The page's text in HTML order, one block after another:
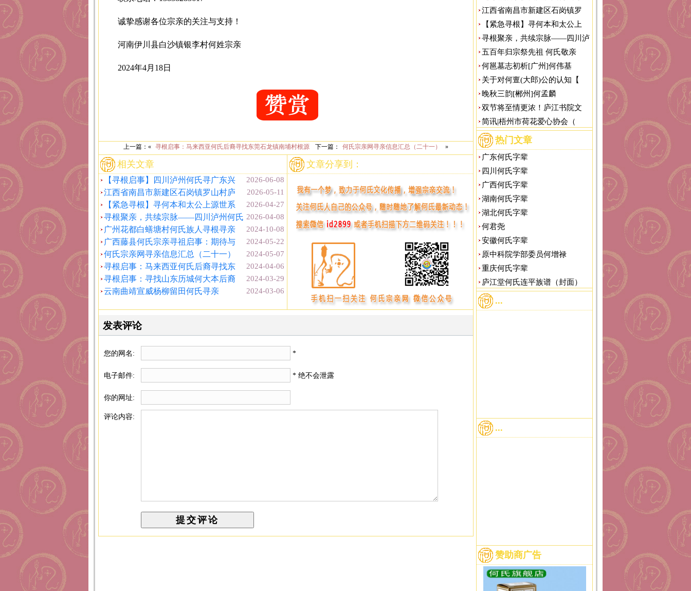
诚挚感谢各位宗亲的关注与支持！
河南伊川县白沙镇银李村何姓宗亲
2024年4月18日
上一篇：« 寻根启事：马来西亚何氏后裔寻找东莞石龙镇南埔村根源 下一篇： 何氏宗亲网寻亲信息汇总（二十一） »
相关文章
2026-06-08
【寻根启事】四川泸州何氏寻广东兴
2026-05-11
江西省南昌市新建区石岗镇罗山村庐
2026-04-27
【紧急寻根】寻何本和太公上源世系
2026-04-08
寻根聚亲，共续宗脉——四川泸州何氏
2024-10-08
广州花都白蟮塘村何氏族人寻根寻亲
2024-05-22
广西藤县何氏宗亲寻祖启事：期待与
2024-05-07
何氏宗亲网寻亲信息汇总（二十一）
2024-04-06
寻根启事：马来西亚何氏后裔寻找东
2024-03-29
寻根启事：寻找山东历城何大本后裔
2024-03-06
云南曲靖宣威杨柳留田何氏寻亲
文章分享到：
发表评论
您的网名: *
电子邮件: * 绝不会泄露
你的网址:
评论内容:
江西省南昌市新建区石岗镇罗
【紧急寻根】寻何本和太公上
寻根聚亲，共续宗脉——四川泸
五百年归宗祭先祖 何氏敬亲
何邕墓志初析[广州]何伟基
关于对何亶(大郎)公的认知【
晚秋三韵[郴州]何孟麟
双节将至情更浓！庐江书院文
简讯|梧州市荷花爱心协会（
热门文章
广东何氏字辈
四川何氏字辈
广西何氏字辈
湖南何氏字辈
湖北何氏字辈
何君尧
安徽何氏字辈
原中科院学部委员何增禄
重庆何氏字辈
庐江堂何氏连平族谱（封面）
...
...
赞助商广告